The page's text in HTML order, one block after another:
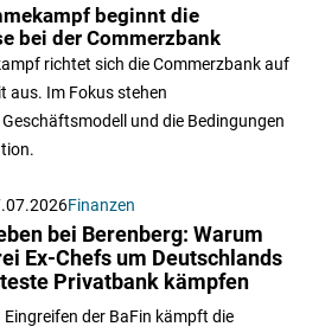
beginnt die
bei der Commerzbank
richtet sich die Commerzbank auf
aus. Im Fokus stehen
und die Bedingungen
Finanzen
bei Berenberg: Warum
Ex-Chefs um Deutschlands
Privatbank kämpfen
der BaFin kämpft die